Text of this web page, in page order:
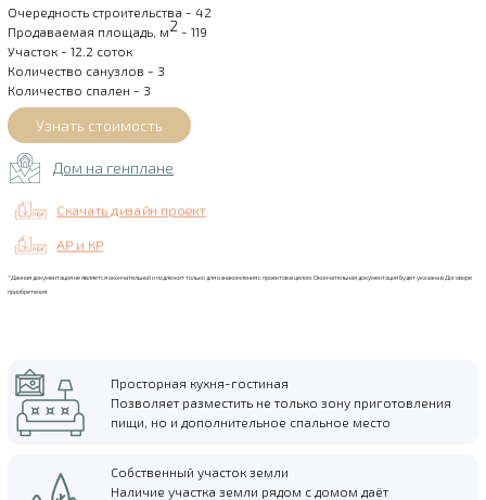
Очередность строительства - 42
Продаваемая площадь, м2 - 119
Участок - 12.2 соток
Количество санузлов - 3
Количество спален - 3
Дом на генплане
Скачать дизайн проект
АР и КР
*Данная документация не является окончательной и подлежит только для ознакомления с проектов в целом. Окончательная документация будет указана в Договоре
приобретения.
Просторная кухня-гостиная
Позволяет разместить не только зону приготовления
пищи, но и дополнительное спальное место
Собственный участок земли
Наличие участка земли рядом с домом даёт